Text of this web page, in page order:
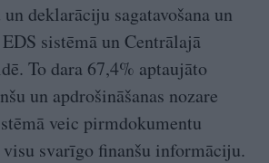
deklarāciju sagatavošana un
sistēmā un Centrālajā
To dara 67,4% aptaujāto
un apdrošināšanas nozare
veic pirmdokumentu
svarīgo finanšu informāciju.